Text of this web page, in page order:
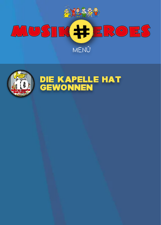
MENÜ
10
Die Kapelle hat
gewonnen